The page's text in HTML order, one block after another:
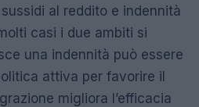
al reddito e indennità
casi i due ambiti si
una indennità può essere
attiva per favorire il
migliora l’efficacia